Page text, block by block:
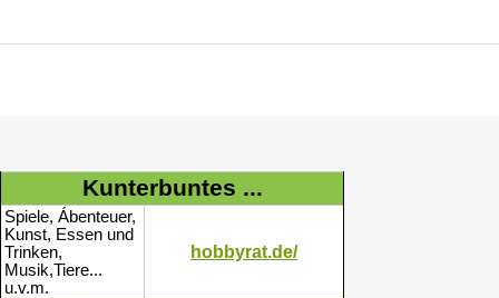
Kunterbuntes ...
Spiele, Ábenteuer,
Kunst, Essen und
Trinken,
Musik,Tiere...
u.v.m.
hobbyrat.de/